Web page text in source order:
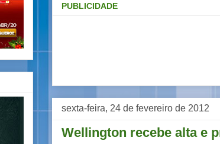
PUBLICIDADE
sexta-feira, 24 de fevereiro de 2012
Wellington recebe alta e